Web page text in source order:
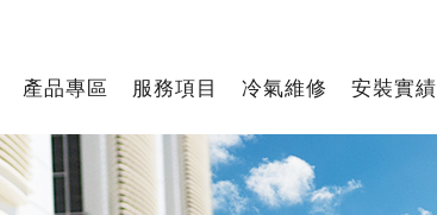
產品專區 服務項目 冷氣維修 安裝實績